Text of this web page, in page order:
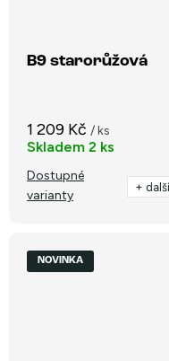
B9 starorůžová
1 209 Kč / ks
Skladem 2 ks
Dostupné
varianty
+ další
NOVINKA